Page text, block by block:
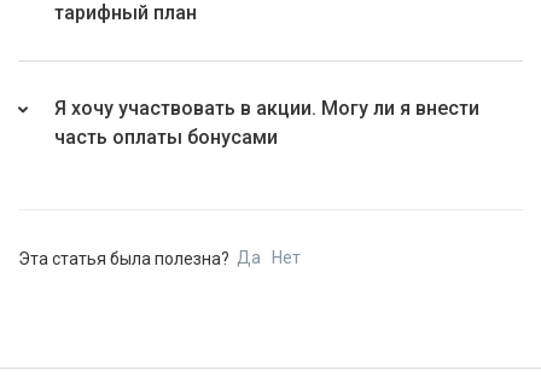
тарифный план
Я хочу участвовать в акции. Могу ли я внести
часть оплаты бонусами
Эта статья была полезна? Да Нет